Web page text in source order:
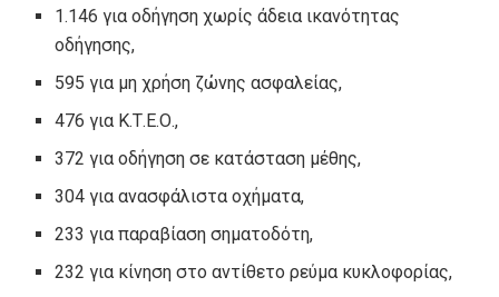
1.146 για οδήγηση χωρίς άδεια ικανότητας
οδήγησης,
595 για μη χρήση ζώνης ασφαλείας,
476 για Κ.Τ.Ε.Ο.,
372 για οδήγηση σε κατάσταση μέθης,
304 για ανασφάλιστα οχήματα,
233 για παραβίαση σηματοδότη,
232 για κίνηση στο αντίθετο ρεύμα κυκλοφορίας,